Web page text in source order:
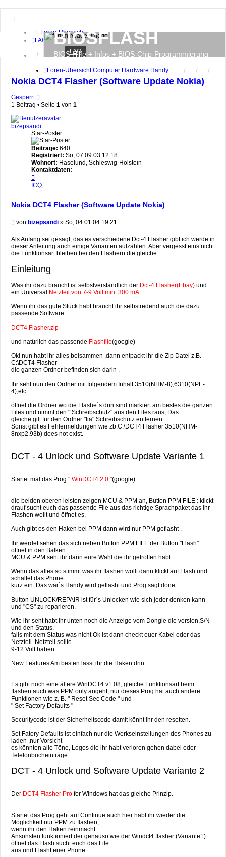
Foren-Übersicht
FAQ
Anmelden
BIOSFLASH
BIOS Hilfe + Infos + BIOS-Chip-Programmierung
FAQ
Foren-Übersicht Computer Hardware Handy
Nokia DCT4 Flasher (Software Update Nokia)
Gesperrt
1 Beitrag • Seite 1 von 1
bizepsandi
Star-Poster
Beiträge: 640
Registriert: So, 07.09.03 12:18
Wohnort: Haselund, Schleswig-Holstein
Kontaktdaten:
von
bizepsandi
ICQ
Nokia DCT4 Flasher (Software Update Nokia)
Beitrag
von bizepsandi » So, 04.01.04 19:21
Als Anfang sei gesagt, das es verschiedene Dct-4 Flasher gibt ich werde in
dieser Anleitung auch einige Varianten aufzählen. Aber vergesst eins nicht
die Funktionsart bleiben bei den Flashern die gleiche
Einleitung
Was ihr dazu braucht ist selbstverständlich der Dct-4 Flasher(Ebay) und
ein Universal Netzteil von 7-9 Volt min. 300 mA.
Wenn ihr das gute Stück habt braucht ihr selbstredend auch die dazu
passende Software
DCT4 Flasher.zip
und natürlich das passende Flashfile(google)
Oki nun habt ihr alles beisammen ,dann entpackt ihr die Zip Datei z.B.
C:\DCT4 Flasher
die ganzen Ordner befinden sich darin .
Ihr seht nun den Ordner mit folgendem Inhalt 3510(NHM-8),6310(NPE-
4),etc.
öffnet die Ordner wo die Flashe´s drin sind markiert am bestes die ganzen
Files und nimmt den " Schreibschutz" aus den Files raus, Das
gleiche gilt für den Ordner "fia" Schreibschutz entfernen.
Sonst gibt es Fehlermeldungen wie zb.C:\DCT4 Flasher 3510(NHM-
8nxp2.93b) does not exist.
DCT - 4 Unlock und Software Update Variante 1
Startet mal das Prog " WinDCT4 2.0 "(google)
die beiden oberen leisten zeigen MCU & PPM an, Button PPM FILE : klickt
drauf sucht euch das passende File aus das richtige Sprachpaket das ihr
Flashen wollt und öffnet es.
Auch gibt es den Haken bei PPM dann wird nur PPM geflasht .
Ihr werdet sehen das sich neben Button PPM FILE der Button "Flash"
öffnet in den Balken
MCU & PPM seht ihr dann eure Wahl die ihr getroffen habt .
Wenn das alles so stimmt was ihr flashen wollt dann klickt auf Flash und
schaltet das Phone
kurz ein. Das war´s Handy wird geflasht und Prog sagt done .
Button UNLOCK/REPAIR ist für´s Unlocken wie sich jeder denken kann
und "CS" zu reparieren.
Wie ihr seht habt ihr unten noch die Anzeige vom Dongle die version,S/N
und den Status,
falls mit dem Status was nicht Ok ist dann checkt euer Kabel oder das
Netzteil. Netzteil sollte
9-12 Volt haben.
New Features Am besten lässt ihr die Haken drin.
Es gibt noch eine ältere WinDCT4 v1.08, gleiche Funktionsart beim
flashen auch was PPM only angeht, nur dieses Prog hat auch andere
Funktionen wie z. B. " Reset Sec Code " und
" Set Factory Defaults "
Securitycode ist der Sicherheitscode damit könnt ihr den resetten.
Set Fatory Defaults ist einfach nur die Werkseinstellungen des Phones zu
laden ,nur Vorsicht
es könnten alle Töne, Logos die ihr habt verloren gehen dabei oder
Telefonbucheinträge.
DCT - 4 Unlock und Software Update Variante 2
Der DCT4 Flasher Pro for Windows hat das gleiche Prinzip.
Startet das Prog geht auf Continue auch hier habt ihr wieder die
Möglichkeit nur PPM zu flashen,
wenn ihr den Haken reinmacht.
Ansonsten funktioniert der genauso wie der Windct4 flasher (Variante1)
öffnet das Flash sucht euch das File
aus und Flasht euer Phone.